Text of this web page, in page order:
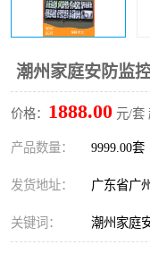
潮州家庭安防监
价格： 1888.00 元/套
产品数量： 9999.00套
发货地址： 广东省广
关键词： 潮州家庭